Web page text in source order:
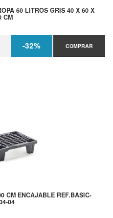
60 LITROS GRIS 40 X 60 X
CM
-32% COMPRAR
CM ENCAJABLE REF.BASIC-
04